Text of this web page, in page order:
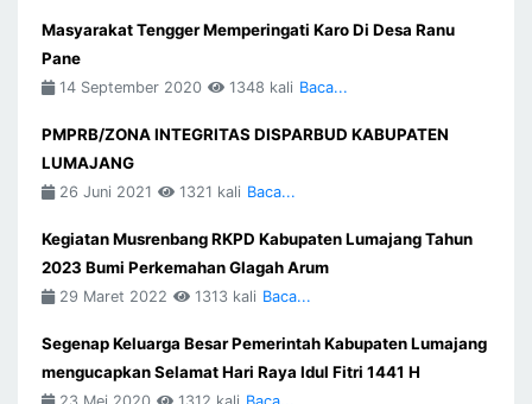
Masyarakat Tengger Memperingati Karo Di Desa Ranu
Pane
14 September 2020 1348 kali Baca...
PMPRB/ZONA INTEGRITAS DISPARBUD KABUPATEN
LUMAJANG
26 Juni 2021 1321 kali Baca...
Kegiatan Musrenbang RKPD Kabupaten Lumajang Tahun
2023 Bumi Perkemahan Glagah Arum
29 Maret 2022 1313 kali Baca...
Segenap Keluarga Besar Pemerintah Kabupaten Lumajang
mengucapkan Selamat Hari Raya Idul Fitri 1441 H